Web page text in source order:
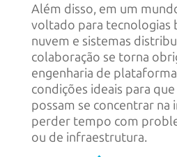
Além disso, em um
voltado para tecnologias
nuvem e sistemas
colaboração se torna
engenharia de
condições ideais para
possam se concentrar na
perder tempo com
ou de infraestrutura.